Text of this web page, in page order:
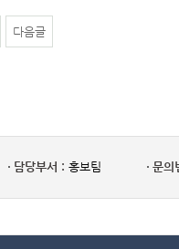
다음글
담당부서 : 홍보팀 문의